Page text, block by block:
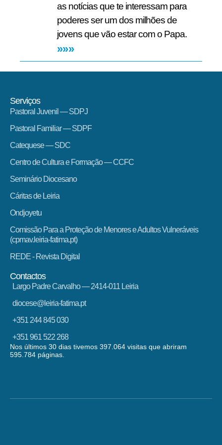
as notícias que te interessam para
poderes ser um dos milhões de
jovens que vão estar com o Papa.
»»»
Serviços
Pastoral Juvenil — SDPJ
Pastoral Familiar — SDPF
Catequese — SDC
Centro de Cultura e Formação — CCFC
Seminário Diocesano
Cáritas de Leiria
Ondjoyetu
Comissão Para a Proteção de Menores e Adultos Vulneráveis
(cpmav.leiria-fatima.pt)
REDE - Revista Digital
Contactos
Largo Padre Carvalho — 2414-011 Leiria
diocese@leiria-fatima.pt
+351 244 845 030
+351 961 522 268
Nos últimos 30 dias tivemos 397.064 visitas que abriram
595.784 páginas.